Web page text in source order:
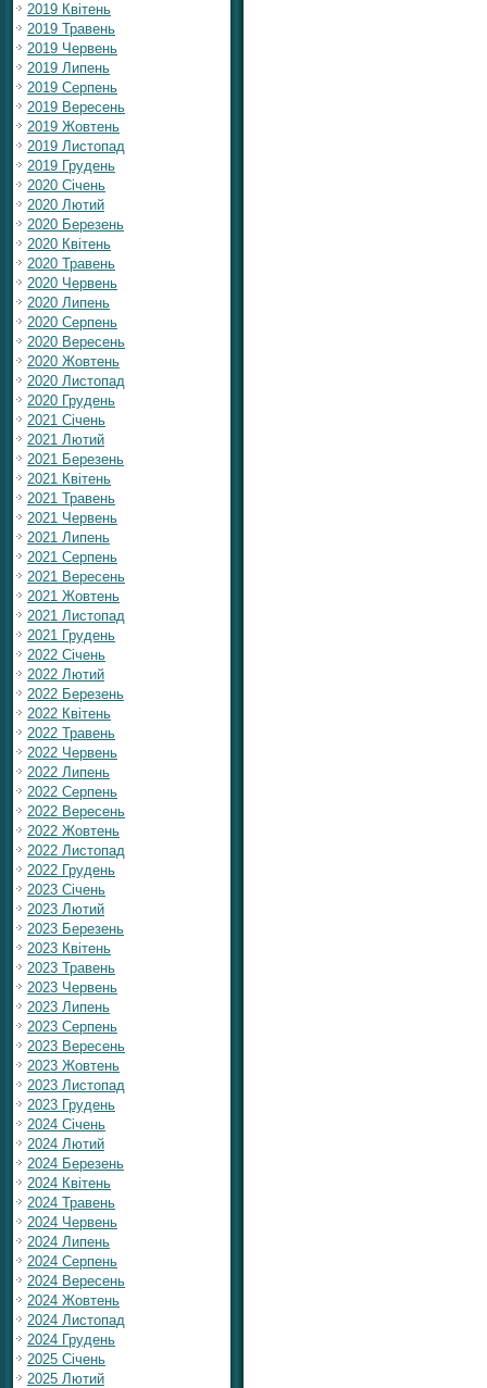
2019 Квітень
2019 Травень
2019 Червень
2019 Липень
2019 Серпень
2019 Вересень
2019 Жовтень
2019 Листопад
2019 Грудень
2020 Січень
2020 Лютий
2020 Березень
2020 Квітень
2020 Травень
2020 Червень
2020 Липень
2020 Серпень
2020 Вересень
2020 Жовтень
2020 Листопад
2020 Грудень
2021 Січень
2021 Лютий
2021 Березень
2021 Квітень
2021 Травень
2021 Червень
2021 Липень
2021 Серпень
2021 Вересень
2021 Жовтень
2021 Листопад
2021 Грудень
2022 Січень
2022 Лютий
2022 Березень
2022 Квітень
2022 Травень
2022 Червень
2022 Липень
2022 Серпень
2022 Вересень
2022 Жовтень
2022 Листопад
2022 Грудень
2023 Січень
2023 Лютий
2023 Березень
2023 Квітень
2023 Травень
2023 Червень
2023 Липень
2023 Серпень
2023 Вересень
2023 Жовтень
2023 Листопад
2023 Грудень
2024 Січень
2024 Лютий
2024 Березень
2024 Квітень
2024 Травень
2024 Червень
2024 Липень
2024 Серпень
2024 Вересень
2024 Жовтень
2024 Листопад
2024 Грудень
2025 Січень
2025 Лютий